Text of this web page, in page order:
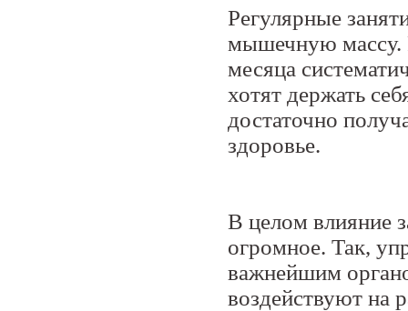
Регулярные
мышечную массу.
месяца
хотят держать
достаточно
здоровье.
В целом влияние
огромное. Так,
важнейшим
воздействуют на